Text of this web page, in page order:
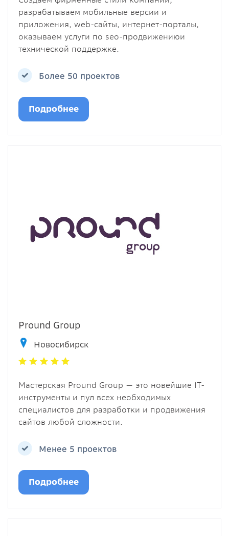
разрабатываем мобильные версии и
приложения, web-сайты, интернет-порталы,
оказываем услуги по seo-продвижениюи
технической поддержке.
Более 50 проектов
Подробнее
Pround Group
Новосибирск
Мастерская Pround Group — это новейшие IT-
инструменты и пул всех необходимых
специалистов для разработки и продвижения
сайтов любой сложности.
Менее 5 проектов
Подробнее